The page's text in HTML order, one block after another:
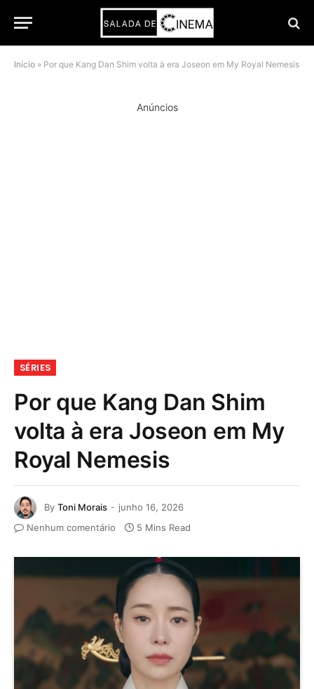
Início » Por que Kang Dan Shim volta à era Joseon em My Royal Nemesis
Anúncios
SÉRIES
Por que Kang Dan Shim
volta à era Joseon em My
Royal Nemesis
By Toni Morais
junho 16, 2026
Nenhum comentário
5 Mins Read